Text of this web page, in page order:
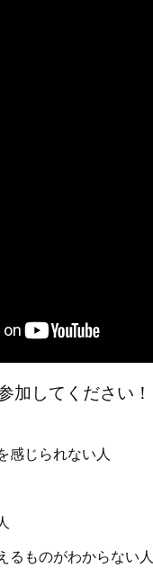
加してください！
感じられない人
るものがわからない人